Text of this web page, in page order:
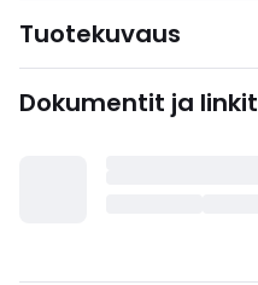
Tuotekuvaus
Dokumentit ja linkit